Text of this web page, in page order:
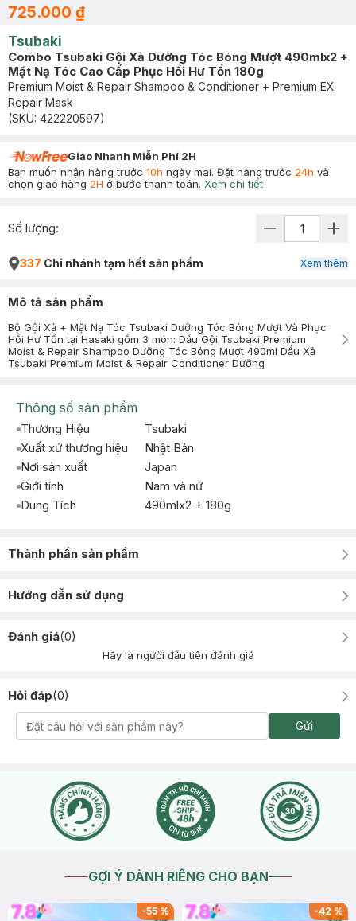
725.000 ₫
Tsubaki
Combo Tsubaki Gội Xả Dưỡng Tóc Bóng Mượt 490mlx2 +
Mặt Nạ Tóc Cao Cấp Phục Hồi Hư Tổn 180g
Premium Moist & Repair Shampoo & Conditioner + Premium EX
Repair Mask
(SKU: 422220597)
Giao Nhanh Miễn Phí 2H
Bạn muốn nhận hàng trước 10h ngày mai. Đặt hàng trước 24h và
chọn giao hàng 2H ở bước thanh toán. Xem chi tiết
Số lượng:
337 Chi nhánh tạm hết sản phẩm Xem thêm
Mô tả sản phẩm
Bộ Gội Xả + Mặt Nạ Tóc Tsubaki Dưỡng Tóc Bóng Mượt Và Phục
Hồi Hư Tổn tại Hasaki gồm 3 món: Dầu Gội Tsubaki Premium
Moist & Repair Shampoo Dưỡng Tóc Bóng Mượt 490ml Dầu Xả
Tsubaki Premium Moist & Repair Conditioner Dưỡng
Thông số sản phẩm
Thương Hiệu
Tsubaki
Xuất xứ thương hiệu
Nhật Bản
Nơi sản xuất
Japan
Giới tính
Nam và nữ
Dung Tích
490mlx2 + 180g
Thành phần sản phẩm
Hướng dẫn sử dụng
Đánh giá(0)
Hãy là người đầu tiên đánh giá
Hỏi đáp(0)
Gửi
GỢI Ý DÀNH RIÊNG CHO BẠN
-55% -42%